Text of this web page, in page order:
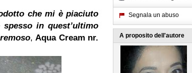
che mi è piaciuto
in quest’ultimo
,AquaCream nr.
Segnala un abuso
A proposito dell'autore